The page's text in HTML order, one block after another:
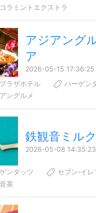
ラミントエクストラ
アジアング
ア
2026-05-15 17:36:25
ラザホテル
ハーゲン
ングルメ
鉄観音ミル
2026-05-08 14:35:23
ンダッツ
セブン‐イレ
茶